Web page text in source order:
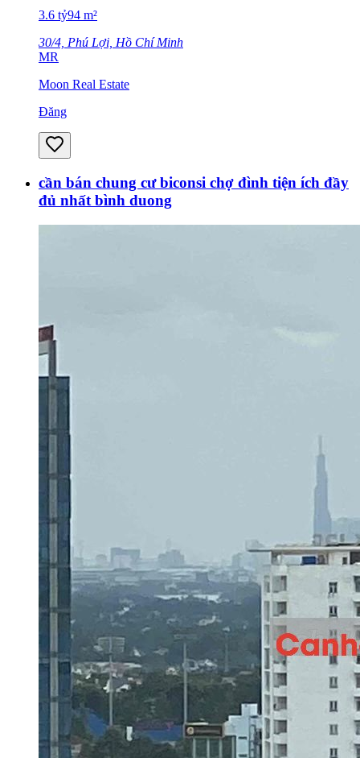
3.6 tỷ94 m²
30/4, Phú Lợi, Hồ Chí Minh
MR
Moon Real Estate
Đăng
cần bán chung cư biconsi chợ đình tiện ích đầy
đủ nhất bình duong